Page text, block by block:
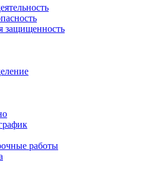
защищенность
работы